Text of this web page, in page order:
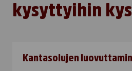
kysyttyihin
Kantasolujen